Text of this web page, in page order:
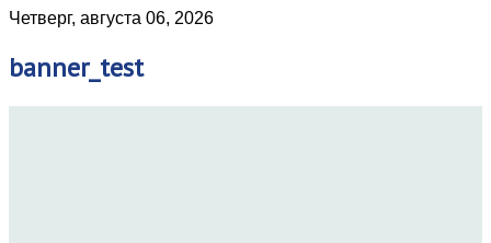
Четверг, августа 06, 2026
banner_test